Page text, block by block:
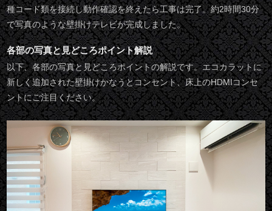
種コード類を接続し動作確認を終えたら工事は完了。約2時間30分
で写真のような壁掛けテレビが完成しました。
各部の写真と見どころポイント解説
以下、各部の写真と見どころポイントの解説です。エコカラットに
新しく追加された壁掛けかなうとコンセント、床上のHDMIコンセ
ントにご注目ください。